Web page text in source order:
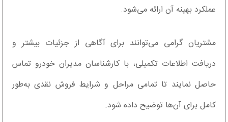
عملکرد بهینه آن ارائه می‌شود.
مشتریان گرامی می‌توانند برای آگاهی از جزئیات بیشتر و
دریافت اطلاعات تکمیلی، با کارشناسان مدیران خودرو تماس
حاصل نمایند تا تمامی مراحل و شرایط فروش نقدی به‌طور
کامل برای آن‌ها توضیح داده شود.